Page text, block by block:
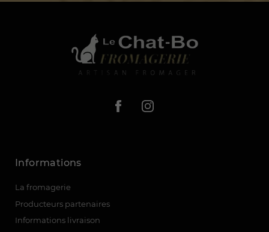
Informations
La fromagerie
Producteurs partenaires
Informations livraison